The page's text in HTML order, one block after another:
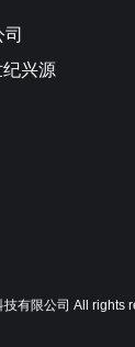
纪兴源
有限公司 All rights